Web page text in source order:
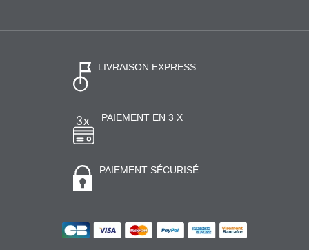
LIVRAISON EXPRESS
PAIEMENT EN 3 X
PAIEMENT SÉCURISÉ